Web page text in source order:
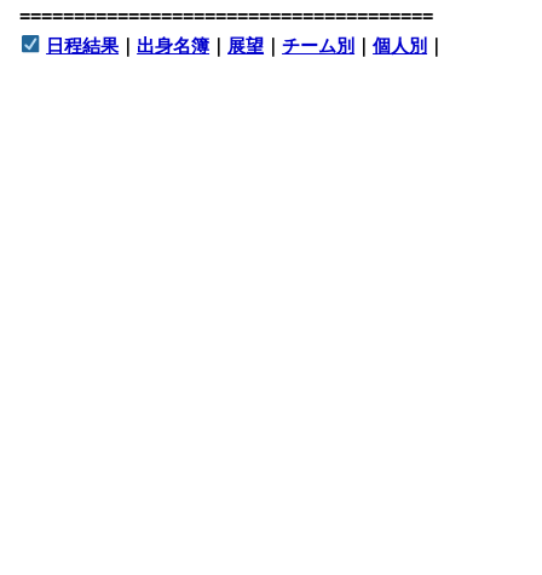
======================================
日程結果 ｜ 出身名簿 ｜ 展望 ｜チーム別 ｜個人別 ｜